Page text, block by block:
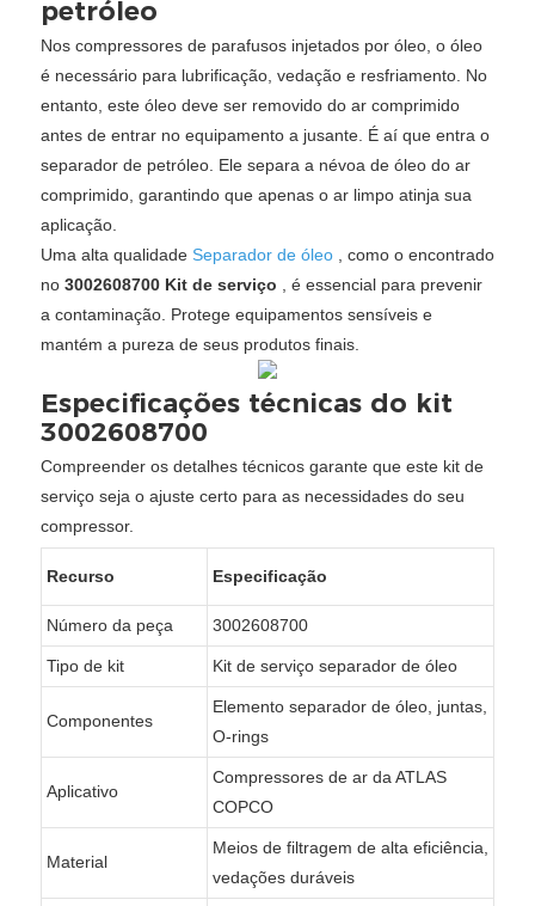
petróleo
Nos compressores de parafusos injetados por óleo, o óleo
é necessário para lubrificação, vedação e resfriamento. No
entanto, este óleo deve ser removido do ar comprimido
antes de entrar no equipamento a jusante. É aí que entra o
separador de petróleo. Ele separa a névoa de óleo do ar
comprimido, garantindo que apenas o ar limpo atinja sua
aplicação.
Uma alta qualidade Separador de óleo, como o encontrado
no 3002608700 Kit de serviço
, é essencial para prevenir
a contaminação. Protege equipamentos sensíveis e
mantém a pureza de seus produtos finais.
Especificações técnicas do kit
3002608700
Compreender os detalhes técnicos garante que este kit de
serviço seja o ajuste certo para as necessidades do seu
compressor.
Recurso Especificação
Número da peça 3002608700
Tipo de kit Kit de serviço separador de óleo
Componentes
Elemento separador de óleo, juntas,
O-rings
Aplicativo
Compressores de ar da ATLAS
COPCO
Material
Meios de filtragem de alta eficiência,
vedações duráveis